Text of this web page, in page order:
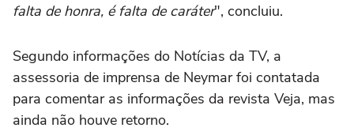
falta de honra, é falta de caráter", concluiu.
Segundo informações do Notícias da TV, a
assessoria de imprensa de Neymar foi contatada
para comentar as informações da revista Veja, mas
ainda não houve retorno.